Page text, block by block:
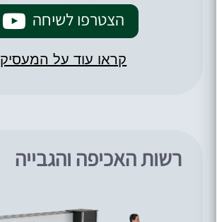
הצטרפו לשיחה
קראו עוד על המעסיק
רשות האכיפה והגבייה